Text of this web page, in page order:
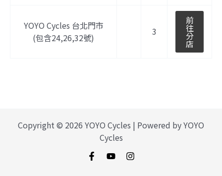
YOYO Cycles 台北門市
(包含24,26,32號)
3
前
往
分
店
Copyright © 2026 YOYO Cycles | Powered by YOYO
Cycles